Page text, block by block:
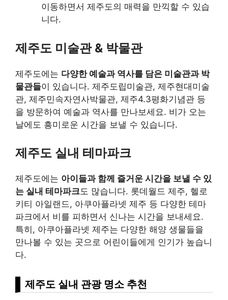
이동하면서 제주도의 매력을 만끽할 수 있습
니다.
제주도 미술관 & 박물관
제주도에는 다양한 예술과 역사를 담은 미술관과 박
물관들이 있습니다. 제주도립미술관, 제주현대미술
관, 제주민속자연사박물관, 제주4.3평화기념관 등
을 방문하여 예술과 역사를 만나보세요. 비가 오는
날에도 흥미로운 시간을 보낼 수 있습니다.
제주도 실내 테마파크
제주도에는 아이들과 함께 즐거운 시간을 보낼 수 있
는 실내 테마파크도 많습니다. 롯데월드 제주, 헬로
키티 아일랜드, 아쿠아플라넷 제주 등 다양한 테마
파크에서 비를 피하면서 신나는 시간을 보내세요.
특히, 아쿠아플라넷 제주는 다양한 해양 생물들을
만나볼 수 있는 곳으로 어린이들에게 인기가 높습니
다.
제주도 실내 관광 명소 추천